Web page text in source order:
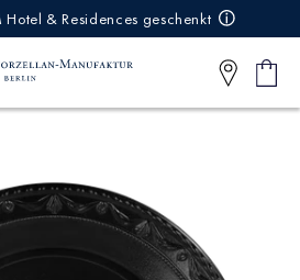
& Residences geschenkt
0
Artikel